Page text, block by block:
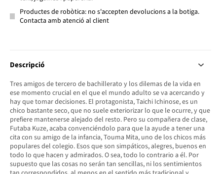
Productes de robòtica: no s'accepten devolucions a la botiga.
Contacta amb atenció al client
Descripció
Tres amigos de tercero de bachillerato y los dilemas de la vida en
ese momento crucial en el que el mundo adulto se va acercando y
hay que tomar decisiones. El protagonista, Taichi Ichinose, es un
chico bastante seco, que no suele exteriorizar lo que le ocurre, y que
prefiere mantenerse alejado del resto. Pero su compañera de clase,
Futaba Kuze, acaba convenciéndolo para que la ayude a tener una
cita con su amigo de la infancia, Touma Mita, uno de los chicos más
populares del colegio. Esos que son simpáticos, alegres, buenos en
todo lo que hacen y admirados. O sea, todo lo contrario a él. Por
supuesto que las cosas no serán tan sencillas, ni los sentimientos